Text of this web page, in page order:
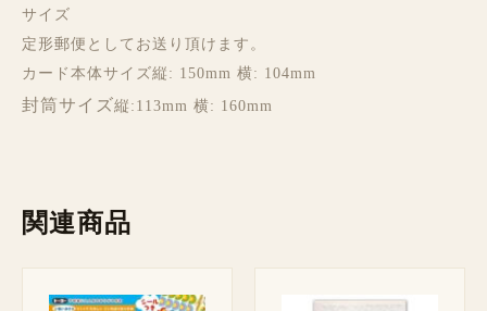
サイズ
定形郵便としてお送り頂けます。
カード本体サイズ縦: 150mm 横: 104mm
封筒サイズ縦:113mm 横: 160mm
関連商品